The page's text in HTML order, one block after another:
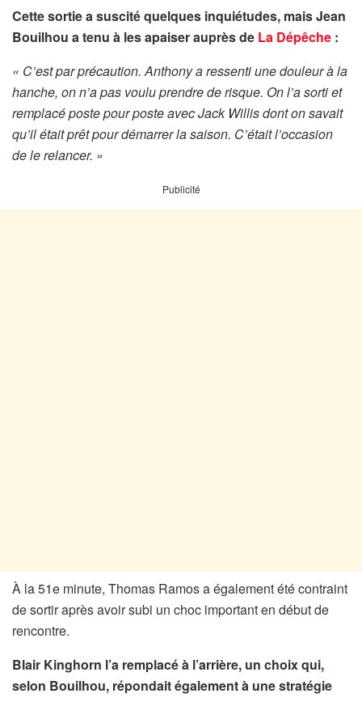
Cette sortie a suscité quelques inquiétudes, mais Jean
Bouilhou a tenu à les apaiser auprès de La Dépêche :
« C’est par précaution. Anthony a ressenti une douleur à la
hanche, on n’a pas voulu prendre de risque. On l’a sorti et
remplacé poste pour poste avec Jack Willis dont on savait
qu’il était prêt pour démarrer la saison. C’était l’occasion
de le relancer. »
Publicité
À la 51e minute, Thomas Ramos a également été contraint
de sortir après avoir subi un choc important en début de
rencontre.
Blair Kinghorn l’a remplacé à l’arrière, un choix qui,
selon Bouilhou, répondait également à une stratégie